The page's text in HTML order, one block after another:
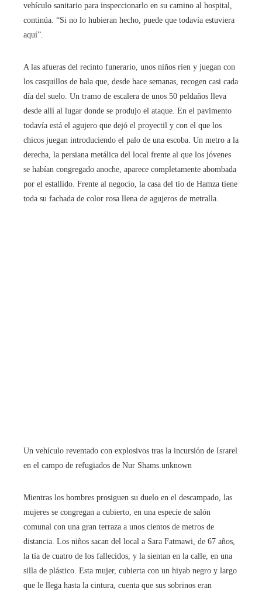
vehículo sanitario para inspeccionarlo en su camino al hospital,
continúa. “Si no lo hubieran hecho, puede que todavía estuviera
aquí”.
A las afueras del recinto funerario, unos niños ríen y juegan con
los casquillos de bala que, desde hace semanas, recogen casi cada
día del suelo. Un tramo de escalera de unos 50 peldaños lleva
desde allí al lugar donde se produjo el ataque. En el pavimento
todavía está el agujero que dejó el proyectil y con el que los
chicos juegan introduciendo el palo de una escoba. Un metro a la
derecha, la persiana metálica del local frente al que los jóvenes
se habían congregado anoche, aparece completamente abombada
por el estallido. Frente al negocio, la casa del tío de Hamza tiene
toda su fachada de color rosa llena de agujeros de metralla.
Un vehículo reventado con explosivos tras la incursión de Israrel
en el campo de refugiados de Nur Shams.unknown
Mientras los hombres prosiguen su duelo en el descampado, las
mujeres se congregan a cubierto, en una especie de salón
comunal con una gran terraza a unos cientos de metros de
distancia. Los niños sacan del local a Sara Fatmawi, de 67 años,
la tía de cuatro de los fallecidos, y la sientan en la calle, en una
silla de plástico. Esta mujer, cubierta con un hiyab negro y largo
que le llega hasta la cintura, cuenta que sus sobrinos eran